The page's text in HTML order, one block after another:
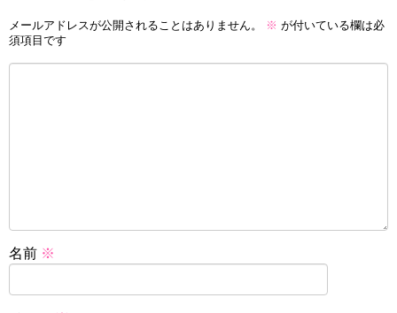
メールアドレスが公開されることはありません。 ※ が付いている欄は必
須項目です
名前 ※